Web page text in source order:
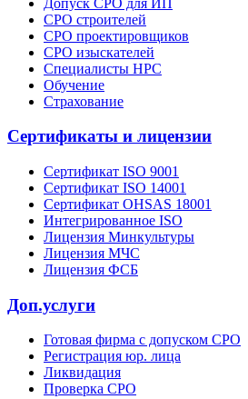
СРО строителей
СРО проектировщиков
СРО изыскателей
Специалисты НРС
Обучение
Страхование
Сертификаты и лицензии
Сертификат ISO 9001
Сертификат ISO 14001
Сертификат OHSAS 18001
Интегрированное ISO
Лицензия Минкультуры
Лицензия МЧС
Лицензия ФСБ
Доп.услуги
Готовая фирма с допуском СРО
Регистрация юр. лица
Ликвидация
Проверка СРО